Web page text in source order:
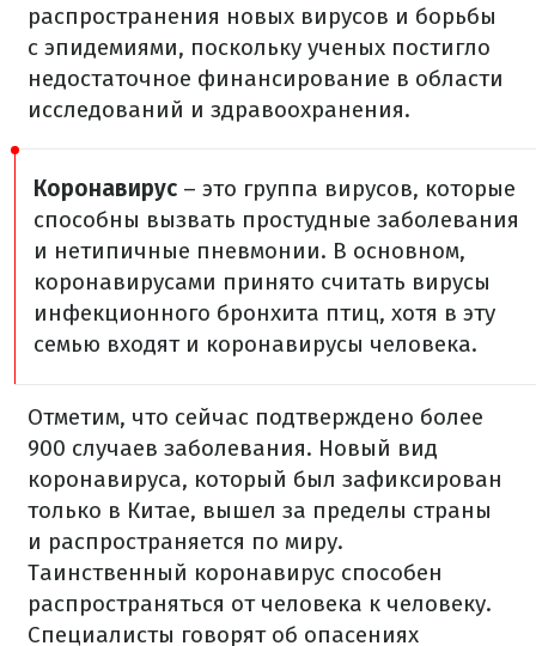
распространения новых вирусов и борьбы
с эпидемиями, поскольку ученых постигло
недостаточное финансирование в области
исследований и здравоохранения.
Коронавирус – это группа вирусов, которые
способны вызвать простудные заболевания
и нетипичные пневмонии. В основном,
коронавирусами принято считать вирусы
инфекционного бронхита птиц, хотя в эту
семью входят и коронавирусы человека.
Отметим, что сейчас подтверждено более
900 случаев заболевания. Новый вид
коронавируса, который был зафиксирован
только в Китае, вышел за пределы страны
и распространяется по миру.
Таинственный коронавирус способен
распространяться от человека к человеку.
Специалисты говорят об опасениях